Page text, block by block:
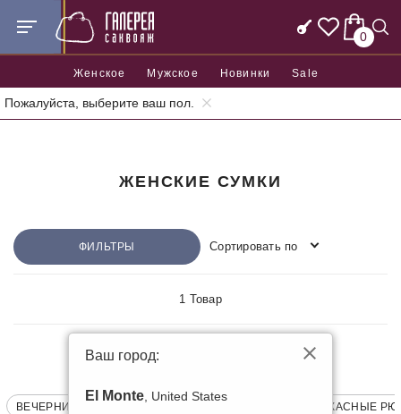
0
Женское Мужское Новинки Sale
Пожалуйста, выберите ваш пол.
Главная Женские сумки
ЖЕНСКИЕ СУМКИ
ФИЛЬТРЫ Сортировать по
1 Товар
ВЕЧЕРНИЕ СУМКИ КАРКАСНЫЕ
Ваш город:
El Monte , United States